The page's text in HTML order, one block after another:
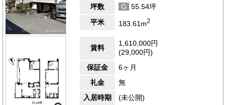
坪数
G
55.54坪
平米
183.61m2
賃料
1,610,000円
(29,000円)
保証金
6ヶ月
礼金
無
入居時期
(未公開)